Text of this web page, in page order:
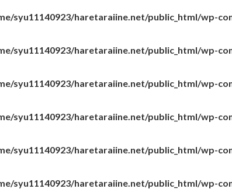
syu11140923/haretaraiine.net/public_html/wp-
syu11140923/haretaraiine.net/public_html/wp-
syu11140923/haretaraiine.net/public_html/wp-
syu11140923/haretaraiine.net/public_html/wp-
syu11140923/haretaraiine.net/public_html/wp-
syu11140923/haretaraiine.net/public_html/wp-